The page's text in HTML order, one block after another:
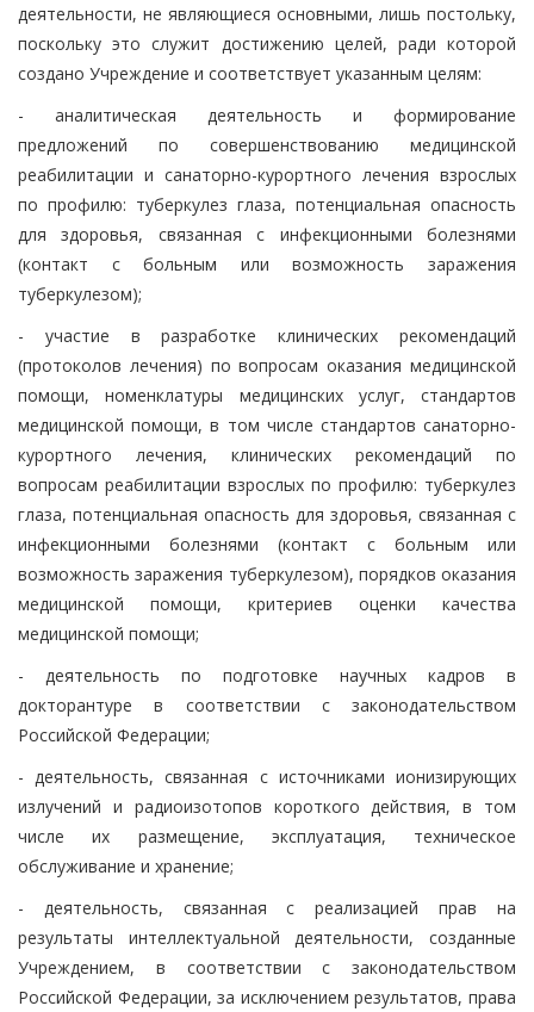
деятельности, не являющиеся основными, лишь постольку,
поскольку это служит достижению целей, ради которой
создано Учреждение и соответствует указанным целям:
- аналитическая деятельность и формирование
предложений по совершенствованию медицинской
реабилитации и санаторно-курортного лечения взрослых
по профилю: туберкулез глаза, потенциальная опасность
для здоровья, связанная с инфекционными болезнями
(контакт с больным или возможность заражения
туберкулезом);
- участие в разработке клинических рекомендаций
(протоколов лечения) по вопросам оказания медицинской
помощи, номенклатуры медицинских услуг, стандартов
медицинской помощи, в том числе стандартов санаторно-
курортного лечения, клинических рекомендаций по
вопросам реабилитации взрослых по профилю: туберкулез
глаза, потенциальная опасность для здоровья, связанная с
инфекционными болезнями (контакт с больным или
возможность заражения туберкулезом), порядков оказания
медицинской помощи, критериев оценки качества
медицинской помощи;
- деятельность по подготовке научных кадров в
докторантуре в соответствии с законодательством
Российской Федерации;
- деятельность, связанная с источниками ионизирующих
излучений и радиоизотопов короткого действия, в том
числе их размещение, эксплуатация, техническое
обслуживание и хранение;
- деятельность, связанная с реализацией прав на
результаты интеллектуальной деятельности, созданные
Учреждением, в соответствии с законодательством
Российской Федерации, за исключением результатов, права